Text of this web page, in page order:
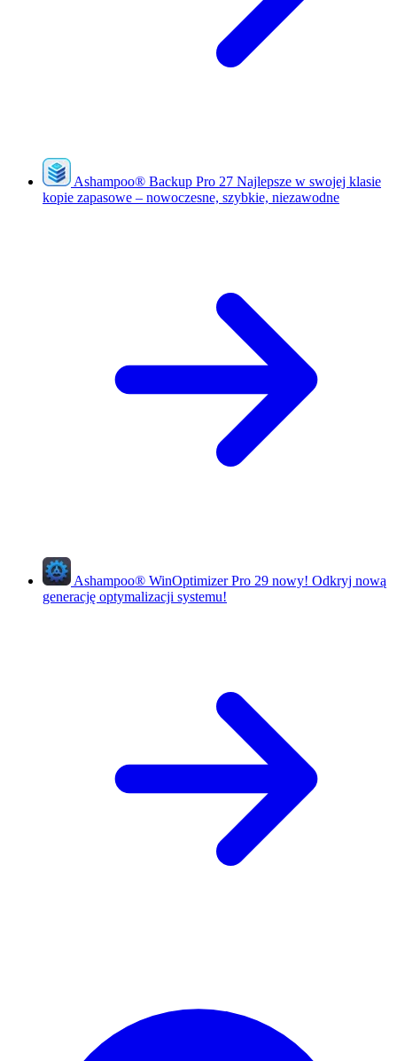
Ashampoo® Backup Pro 27 Najlepsze w swojej klasie
kopie zapasowe – nowoczesne, szybkie, niezawodne
Ashampoo® WinOptimizer Pro 29 nowy! Odkryj nową
generację optymalizacji systemu!